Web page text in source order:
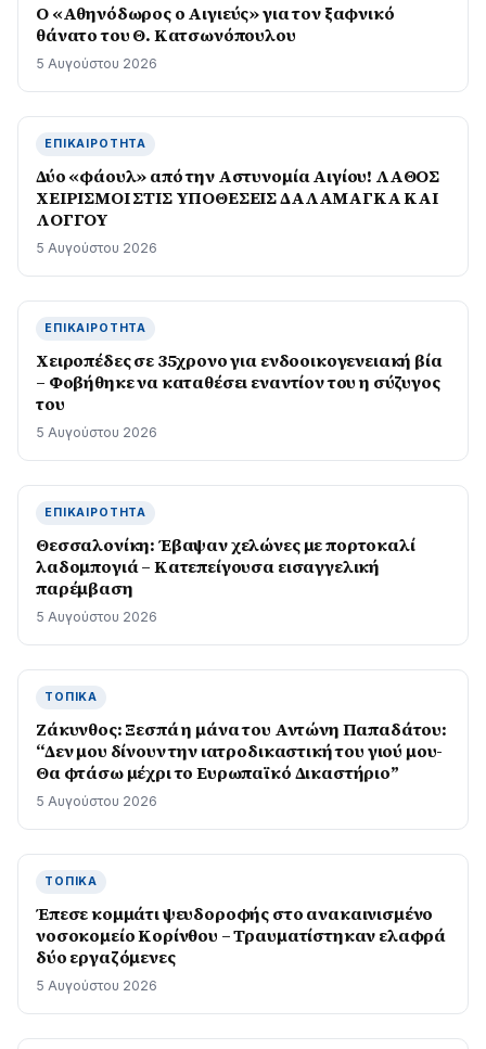
Ο «Αθηνόδωρος ο Αιγιεύς» για τον ξαφνικό
θάνατο του Θ. Κατσωνόπουλου
5 Αυγούστου 2026
ΕΠΙΚΑΙΡΌΤΗΤΑ
Δύο «φάουλ» από την Αστυνομία Αιγίου! ΛΑΘΟΣ
ΧΕΙΡΙΣΜΟΙ ΣΤΙΣ ΥΠΟΘΕΣΕΙΣ ΔΑΛΑΜΑΓΚΑ ΚΑΙ
ΛΟΓΓΟΥ
5 Αυγούστου 2026
ΕΠΙΚΑΙΡΌΤΗΤΑ
Χειροπέδες σε 35χρονο για ενδοοικογενειακή βία
– Φοβήθηκε να καταθέσει εναντίον του η σύζυγος
του
5 Αυγούστου 2026
ΕΠΙΚΑΙΡΌΤΗΤΑ
Θεσσαλονίκη: Έβαψαν χελώνες με πορτοκαλί
λαδομπογιά – Κατεπείγουσα εισαγγελική
παρέμβαση
5 Αυγούστου 2026
ΤΟΠΙΚΆ
Ζάκυνθος: Ξεσπά η μάνα του Αντώνη Παπαδάτου:
“Δεν μου δίνουν την ιατροδικαστική του γιού μου-
Θα φτάσω μέχρι το Ευρωπαϊκό Δικαστήριο”
5 Αυγούστου 2026
ΤΟΠΙΚΆ
Έπεσε κομμάτι ψευδοροφής στο ανακαινισμένο
νοσοκομείο Κορίνθου – Τραυματίστηκαν ελαφρά
δύο εργαζόμενες
5 Αυγούστου 2026